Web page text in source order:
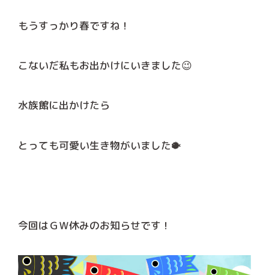
もうすっかり春ですね！
こないだ私もお出かけにいきました😉
水族館に出かけたら
とっても可愛い生き物がいました🐡
今回はＧＷ休みのお知らせです！